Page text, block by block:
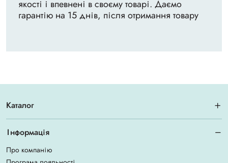
якості і впевнені в своєму товарі. Даємо
гарантію на 15 днів, після отримання товару
Каталог
Інформація
Про компанію